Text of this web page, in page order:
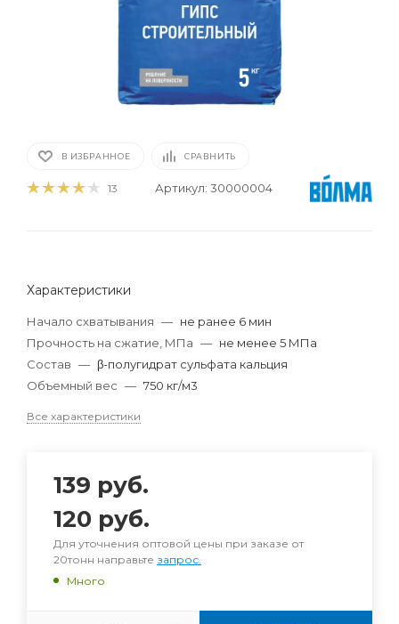
В ИЗБРАННОЕ СРАВНИТЬ
13 Артикул: 30000004
Характеристики
Начало схватывания — не ранее 6 мин
Прочность на сжатие, МПа — не менее 5 МПа
Состав — β-полугидрат сульфата кальция
Объемный вес — 750 кг/м3
Все характеристики
139 руб.
120 руб.
Для уточнения оптовой цены при заказе от
20тонн направьте запрос.
Много